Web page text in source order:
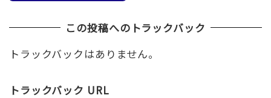
この投稿へのトラックバック
トラックバックはありません。
トラックバック URL